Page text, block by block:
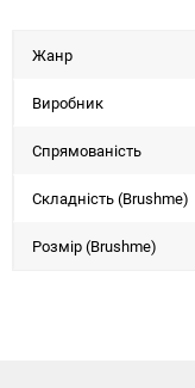
Жанр
Виробник
Спрямованість
Складність (Brushme)
Розмір (Brushme)